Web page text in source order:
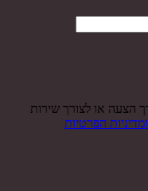
הצעה או לצורך שירות
ומדיניות הפרטיות